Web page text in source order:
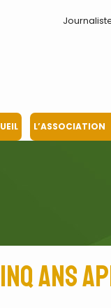
L’ASSOCIATION
ans